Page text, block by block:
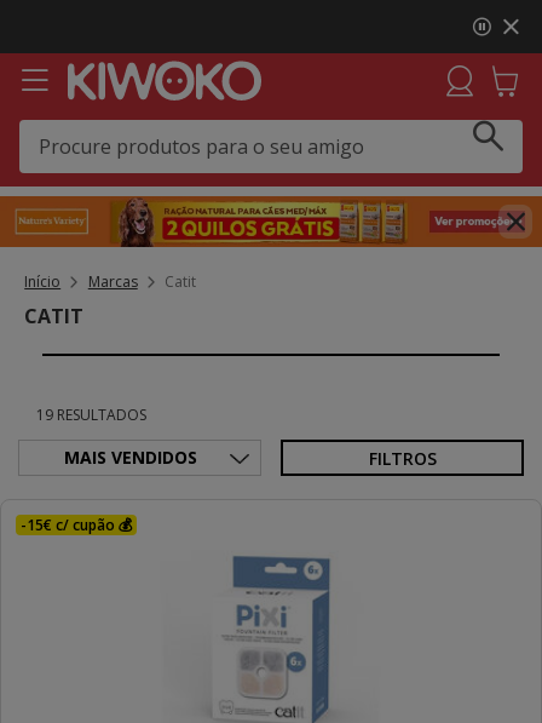
3,
mensagem,
Início Marcas Catit
CATIT
19 RESULTADOS
FILTROS
-15€ c/ cupão 💰